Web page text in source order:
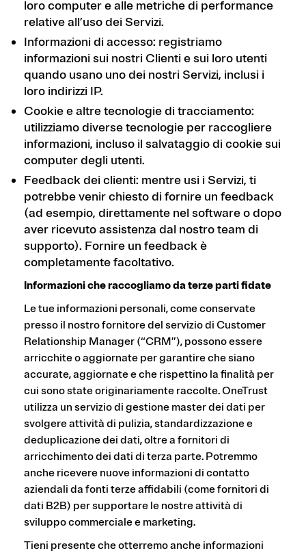
loro computer e alle metriche di performance
relative all’uso dei Servizi.
Informazioni di accesso: registriamo
informazioni sui nostri Clienti e sui loro utenti
quando usano uno dei nostri Servizi, inclusi i
loro indirizzi IP.
Cookie e altre tecnologie di tracciamento:
utilizziamo diverse tecnologie per raccogliere
informazioni, incluso il salvataggio di cookie sui
computer degli utenti.
Feedback dei clienti: mentre usi i Servizi, ti
potrebbe venir chiesto di fornire un feedback
(ad esempio, direttamente nel software o dopo
aver ricevuto assistenza dal nostro team di
supporto). Fornire un feedback è
completamente facoltativo.
Informazioni che raccogliamo da terze parti fidate
Le tue informazioni personali, come conservate
presso il nostro fornitore del servizio di Customer
Relationship Manager (“CRM”), possono essere
arricchite o aggiornate per garantire che siano
accurate, aggiornate e che rispettino la finalità per
cui sono state originariamente raccolte. OneTrust
utilizza un servizio di gestione master dei dati per
svolgere attività di pulizia, standardizzazione e
deduplicazione dei dati, oltre a fornitori di
arricchimento dei dati di terza parte. Potremmo
anche ricevere nuove informazioni di contatto
aziendali da fonti terze affidabili (come fornitori di
dati B2B) per supportare le nostre attività di
sviluppo commerciale e marketing.
Tieni presente che otterremo anche informazioni